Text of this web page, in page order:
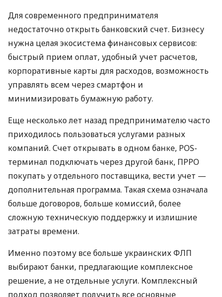
Для современного предпринимателя
недостаточно открыть банковский счет. Бизнесу
нужна целая экосистема финансовых сервисов:
быстрый прием оплат, удобный учет расчетов,
корпоративные карты для расходов, возможность
управлять всем через смартфон и
минимизировать бумажную работу.
Еще несколько лет назад предпринимателю часто
приходилось пользоваться услугами разных
компаний. Счет открывать в одном банке, POS-
терминал подключать через другой банк, ПРРО
покупать у отдельного поставщика, вести учет —
дополнительная программа. Такая схема означала
больше договоров, больше комиссий, более
сложную техническую поддержку и излишние
затраты времени.
Именно поэтому все больше украинских ФЛП
выбирают банки, предлагающие комплексное
решение, а не отдельные услуги. Комплексный
подход позволяет получить все основные